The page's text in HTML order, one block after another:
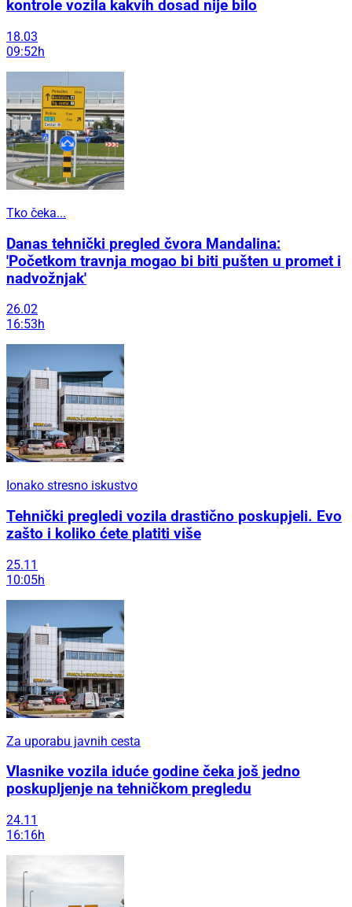
kontrole vozila kakvih dosad nije bilo
18.03
09:52h
Tko čeka...
Danas tehnički pregled čvora Mandalina:
'Početkom travnja mogao bi biti pušten u promet i
nadvožnjak'
26.02
16:53h
Ionako stresno iskustvo
Tehnički pregledi vozila drastično poskupjeli. Evo
zašto i koliko ćete platiti više
25.11
10:05h
Za uporabu javnih cesta
Vlasnike vozila iduće godine čeka još jedno
poskupljenje na tehničkom pregledu
24.11
16:16h